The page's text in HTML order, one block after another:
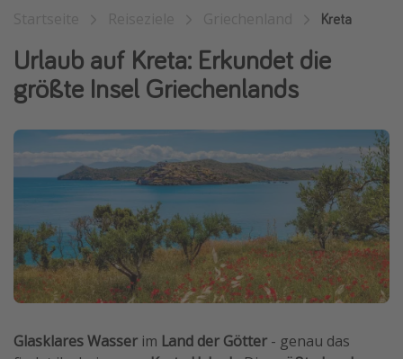
Wochenendtrip
Singlereisen
Strandurlaub
Gruppenreisen
Hotels in Hamburg
Hotels in Amsterdam
Hotels am Achensee
Weitere Themen
Kreta
Urlaub auf Kreta: Erkundet die
größte Insel Griechenlands
Glasklares Wasser im Land der Götter - genau das